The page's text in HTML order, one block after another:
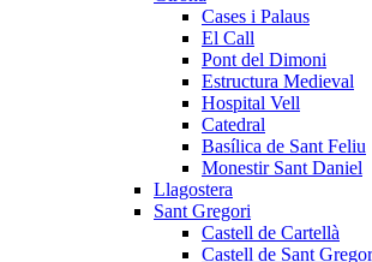
Cases i Palaus
El Call
Pont del Dimoni
Estructura Medieval
Hospital Vell
Catedral
Basílica de Sant Feliu
Monestir Sant Daniel
Llagostera
Sant Gregori
Castell de Cartellà
Castell de Sant